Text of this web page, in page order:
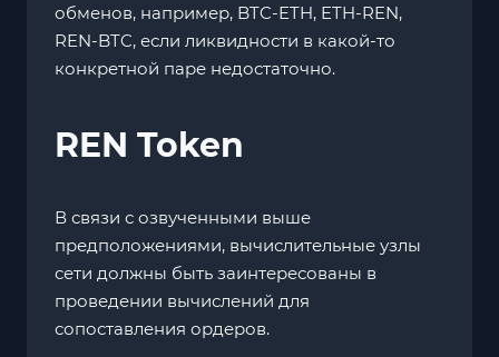
обменов, например, BTC-ETH, ETH-REN,
REN-BTC, если ликвидности в какой-то
конкретной паре недостаточно.
REN Token
В связи с озвученными выше
предположениями, вычислительные узлы
сети должны быть заинтересованы в
проведении вычислений для
сопоставления ордеров.